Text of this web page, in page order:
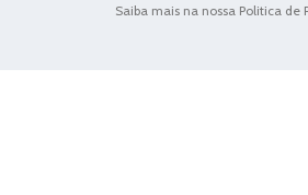
Saiba mais na nossa Politica de